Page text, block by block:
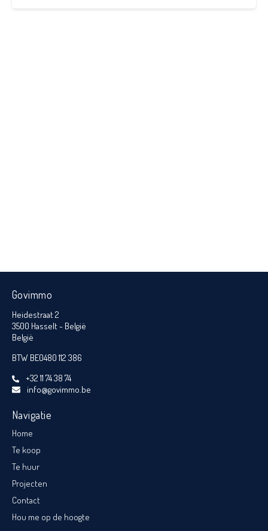
Govimmo
Heidestraat 2
3500 Hasselt - België
België
BTW BE0480 112 386
+32 11 74 38 74
info@govimmo.be
Navigatie
Home
Te koop
Te huur
Projecten
Contact
Hou me op de hoogte